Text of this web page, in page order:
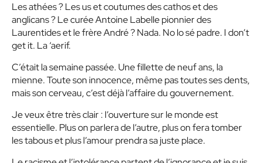
Les athées ? Les us et coutumes des cathos et des
anglicans ? Le curée Antoine Labelle pionnier des
Laurentides et le frère André ? Nada. No lo sé padre. I don’t
get it. La ‘aerif.
C’était la semaine passée. Une fillette de neuf ans, la
mienne. Toute son innocence, même pas toutes ses dents,
mais son cerveau, c’est déjà l’affaire du gouvernement.
Je veux être très clair : l’ouverture sur le monde est
essentielle. Plus on parlera de l’autre, plus on fera tomber
les tabous et plus l’amour prendra sa juste place.